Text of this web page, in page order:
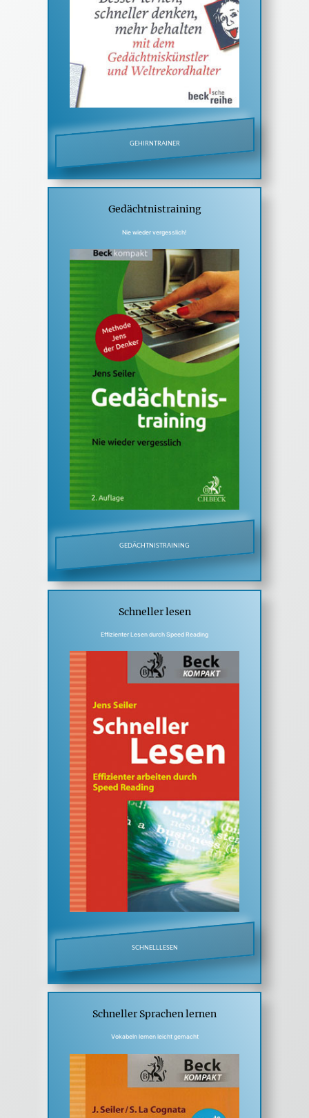
GEHIRNTRAINER
Gedächtnistraining
Nie wieder vergesslich!
GEDÄCHTNISTRAINING
Schneller lesen
Effizienter Lesen durch Speed Reading
SCHNELLLESEN
Schneller Sprachen lernen
Vokabeln lernen leicht gemacht